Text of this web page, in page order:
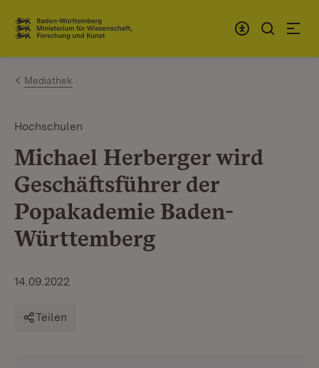
Zum Inhalt springen
Link zur Startseite
Mediathek
Hochschulen
Michael Herberger wird
Geschäftsführer der
Popakademie Baden-
Württemberg
14.09.2022
Teilen